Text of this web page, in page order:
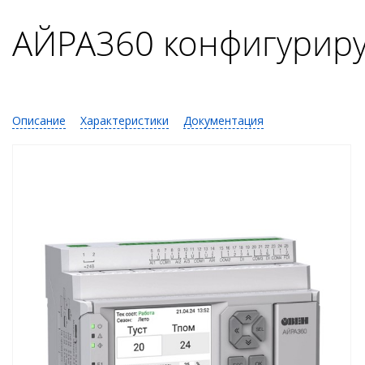
АЙРА360
Описание Характеристики Документация